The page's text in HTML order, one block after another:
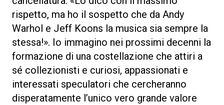
rispetto, ma ho il sospetto che da Andy
Warhol e Jeff Koons la musica sia sempre la
stessa!». Io immagino nei prossimi decenni la
formazione di una costellazione che attiri a
sé collezionisti e curiosi, appassionati e
interessati speculatori che cercheranno
disperatamente l’unico vero grande valore